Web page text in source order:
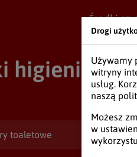
Środki
higieniczne
toaletowe
Drogi
Używamy
witryny
usług.
naszą
Możesz
w